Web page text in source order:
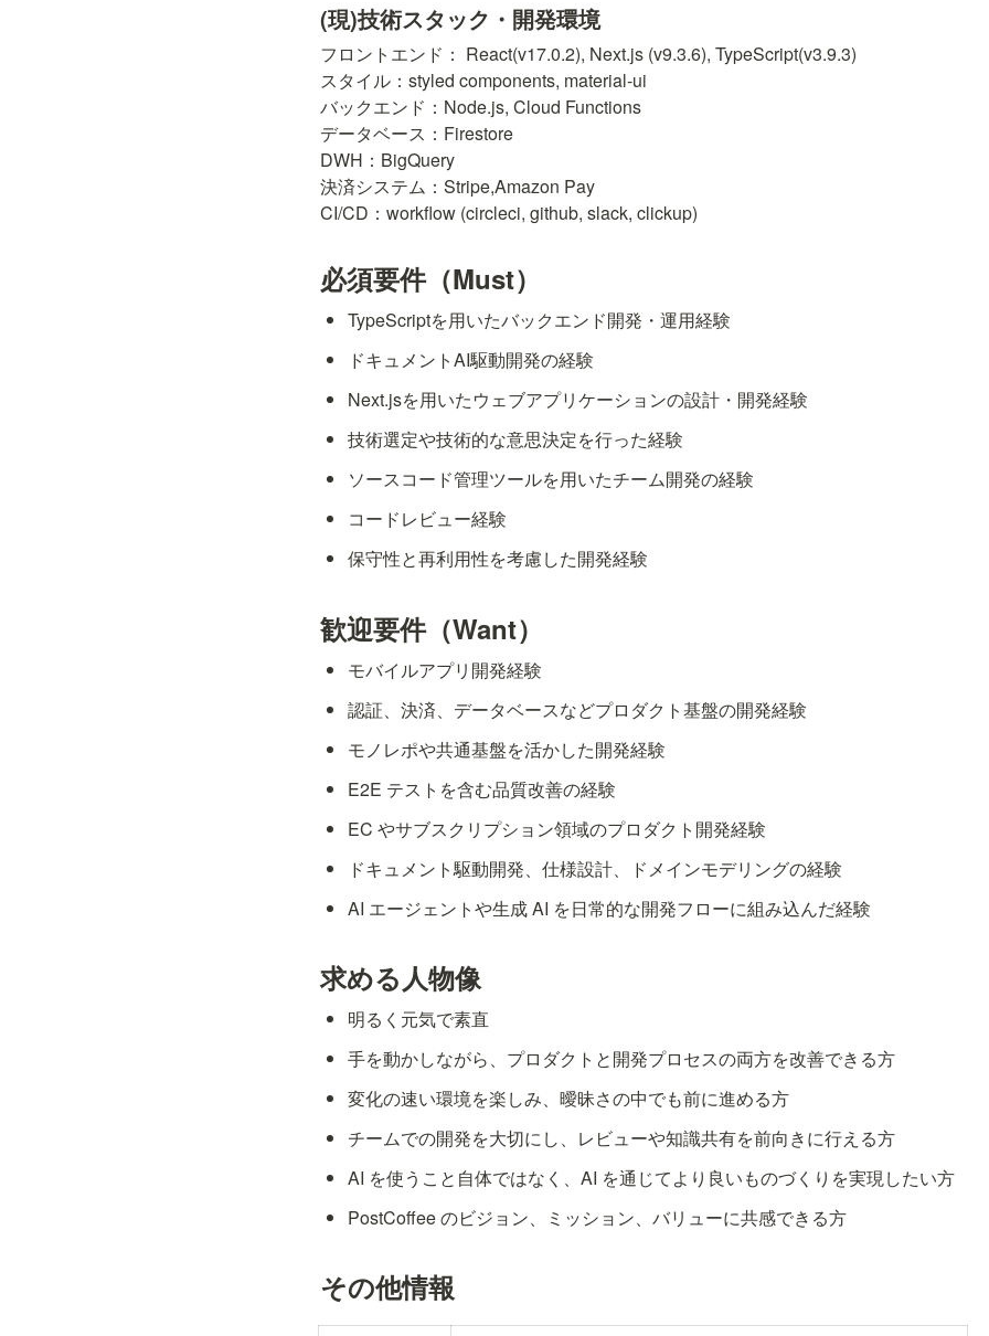
(現)技術スタック・開発環境
フロントエンド： React(v17.0.2), Next.js (v9.3.6), TypeScript(v3.9.3)
スタイル：styled components, material-ui
バックエンド：Node.js, Cloud Functions
データベース：Firestore
DWH：BigQuery
決済システム：Stripe,Amazon Pay
CI/CD：workflow (circleci, github, slack, clickup)
必須要件（Must）
TypeScriptを用いたバックエンド開発・運用経験
ドキュメントAI駆動開発の経験
Next.jsを用いたウェブアプリケーションの設計・開発経験
技術選定や技術的な意思決定を行った経験
ソースコード管理ツールを用いたチーム開発の経験
コードレビュー経験
保守性と再利用性を考慮した開発経験
歓迎要件（Want）
モバイルアプリ開発経験
認証、決済、データベースなどプロダクト基盤の開発経験
モノレポや共通基盤を活かした開発経験
E2E テストを含む品質改善の経験
EC やサブスクリプション領域のプロダクト開発経験
ドキュメント駆動開発、仕様設計、ドメインモデリングの経験
AI エージェントや生成 AI を日常的な開発フローに組み込んだ経験
求める人物像
明るく元気で素直
手を動かしながら、プロダクトと開発プロセスの両方を改善できる方
変化の速い環境を楽しみ、曖昧さの中でも前に進める方
チームでの開発を大切にし、レビューや知識共有を前向きに行える方
AI を使うこと自体ではなく、AI を通じてより良いものづくりを実現したい方
PostCoffee のビジョン、ミッション、バリューに共感できる方
その他情報